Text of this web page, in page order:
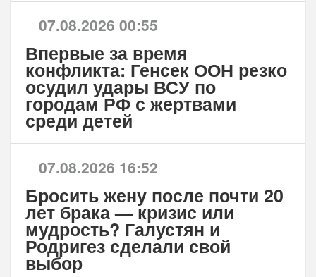
07.08.2026 00:55
Впервые за время
конфликта: Генсек ООН резко
осудил удары ВСУ по
городам РФ с жертвами
среди детей
07.08.2026 16:52
Бросить жену после почти 20
лет брака — кризис или
мудрость? Галустян и
Родригез сделали свой
выбор